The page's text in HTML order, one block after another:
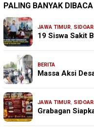
PALING BANYAK DIBACA
JAWA TIMUR,
19 Siswa Sakit
BERITA
Massa Aksi
JAWA TIMUR,
Grabagan